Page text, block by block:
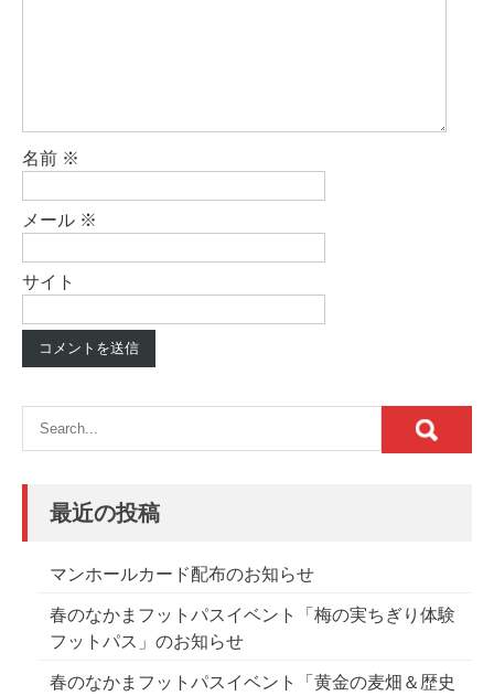
名前 ※
メール ※
サイト
最近の投稿
マンホールカード配布のお知らせ
春のなかまフットパスイベント「梅の実ちぎり体験
フットパス」のお知らせ
春のなかまフットパスイベント「黄金の麦畑＆歴史